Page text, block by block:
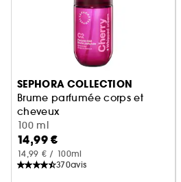
Ignorer le carrousel produits
SEPHORA COLLECTION
Brume parfumée corps et
cheveux
Cerise + crème fouettée
100 ml
14,99 €
14,99 € / 100ml
370avis